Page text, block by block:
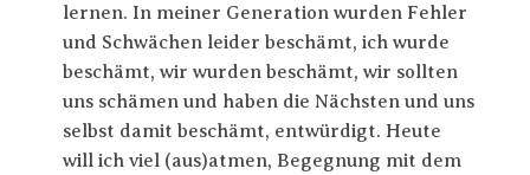
lernen. In meiner Generation wurden Fehler
und Schwächen leider beschämt, ich wurde
beschämt, wir wurden beschämt, wir sollten
uns schämen und haben die Nächsten und uns
selbst damit beschämt, entwürdigt. Heute
will ich viel (aus)atmen, Begegnung mit dem